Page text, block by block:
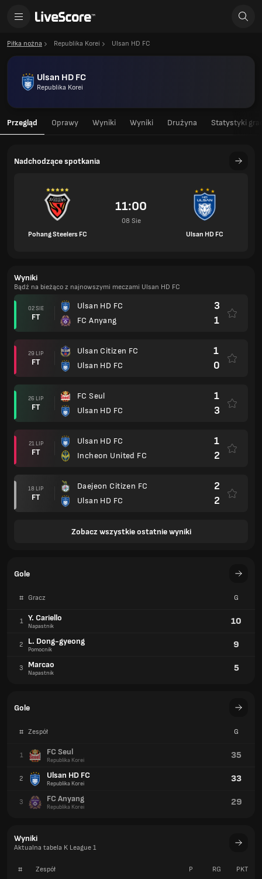
Piłka nożna Republika Korei Ulsan HD FC
Ulsan HD FC
Republika Korei
Przegląd Oprawy Wyniki Wyniki Drużyna Statystyki
Nadchodzące spotkania
Pohang Steelers FC
11:00
08 Sie
Ulsan HD FC
Wyniki
Bądź na bieżąco z najnowszymi meczami Ulsan HD FC
02 SIE
FT
Ulsan HD FC
FC Anyang
3
1
29 LIP
FT
Ulsan Citizen FC
Ulsan HD FC
1
0
26 LIP
FT
FC Seul
Ulsan HD FC
1
3
21 LIP
FT
Ulsan HD FC
Incheon United FC
1
2
18 LIP
FT
Daejeon Citizen FC
Ulsan HD FC
2
2
Zobacz wszystkie ostatnie wyniki
Gole
# Gracz G
1 Y. Cariello
Napastnik 10
2 L. Dong-gyeong
Pomocnik 9
3 Marcao
Napastnik 5
Gole
# Zespół G
1 FC Seul
Republika Korei 35
2 Ulsan HD FC
Republika Korei 33
3 FC Anyang
Republika Korei 29
Wyniki
Aktualna tabela K League 1
# Zespół P RG PKT